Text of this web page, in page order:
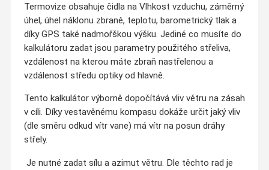
Termovize obsahuje čidla na Vlhkost vzduchu, záměrný
úhel, úhel náklonu zbraně, teplotu, barometrický tlak a
díky GPS také nadmořškou výšku. Jediné co musíte do
kalkulátoru zadat jsou parametry použitého střeliva,
vzdálenost na kterou máte zbraň nastřelenou a
vzdálenost středu optiky od hlavně.
Tento kalkulátor výborně dopočítává vliv větru na zásah
v cíli. Díky vestavěnému kompasu dokáže určit jaký vliv
(dle směru odkud vítr vane) má vítr na posun dráhy
střely.
Je nutné zadat sílu a azimut větru. Dle těchto rad je